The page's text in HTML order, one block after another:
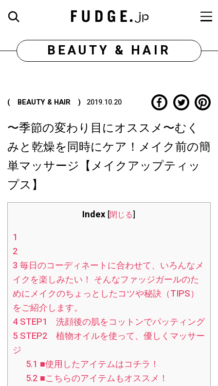
BEAUTY & HAIR
( BEAUTY & HAIR ) 2019.10.20
〜季節の変わり目にオススメ〜むく
みと乾燥を同時にケア！メイク前の簡
単マッサージ【メイクアップティッ
プス】
Index [閉じる]
1
2
3 毎日のコーディネートに合わせて、いろんなメ
イクを楽しみたい！ そんなファッジガールのた
めにメイクのちょっとしたコツや秘訣（TIPS）
をご紹介します。
4STEP1 洗顔後の肌をコットンでパッティング
5STEP2 植物オイルを使って、優しくマッサー
ジ
5.1 ■使用したアイテムはコチラ！
5.2 ■こちらのアイテムもオススメ！